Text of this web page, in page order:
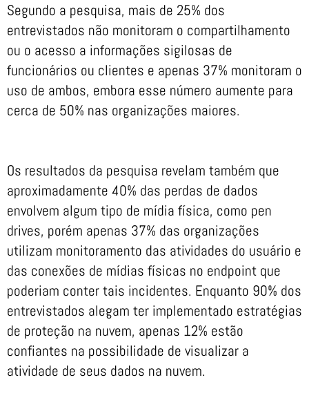
Segundo a pesquisa, mais de 25% dos
entrevistados não monitoram o compartilhamento
ou o acesso a informações sigilosas de
funcionários ou clientes e apenas 37% monitoram o
uso de ambos, embora esse número aumente para
cerca de 50% nas organizações maiores.
Os resultados da pesquisa revelam também que
aproximadamente 40% das perdas de dados
envolvem algum tipo de mídia física, como pen
drives, porém apenas 37% das organizações
utilizam monitoramento das atividades do usuário e
das conexões de mídias físicas no endpoint que
poderiam conter tais incidentes. Enquanto 90% dos
entrevistados alegam ter implementado estratégias
de proteção na nuvem, apenas 12% estão
confiantes na possibilidade de visualizar a
atividade de seus dados na nuvem.